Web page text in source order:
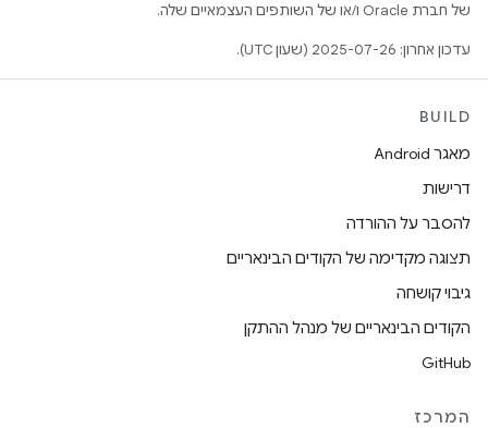
של חברת Oracle ו/או של השותפים העצמאיים שלה.
עדכון אחרון: 2025-07-26 (שעון UTC).
BUILD
מאגר Android
דרישות
להסבר על ההורדה
תצוגה מקדימה של הקודים הבינאריים
גיבוי קושחה
הקודים הבינאריים של מנהל ההתקן
GitHub
המרכז